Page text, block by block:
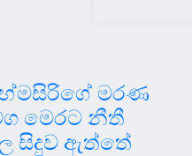
මරණ
මෙරට නීතී
සිදුව ඇත්තේ